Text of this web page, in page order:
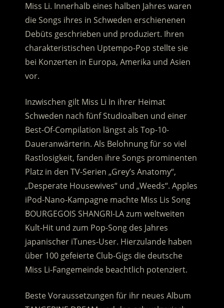
Miss Li. Innerhalb eines halben Jahres waren
die Songs ihres in Schweden erschienenen
Debüts geschrieben und produziert. Ihren
charakteristischen Uptempo-Pop stellte sie
bei Konzerten in Europa, Amerika und Asien
vor.
Inzwischen gilt Miss Li In ihrer Heimat
Schweden nach fünf Studioalben und einer
Best-Of-Compilation längst als Top-10-
Daueranwärterin. Als Belohnung für so viel
Rastlosigkeit, fanden ihre Songs prominenten
Platz in den TV-Serien „Grey’s Anatomy“,
„Desperate Housewives“ und „Weeds“. Apples
iPod-Nano-Kampagne machte Miss Lis Song
BOURGEGOIS SHANGRI-LA zum weltweiten
Kult-Hit und zum Pop-Song des Jahres
japanischer iTunes-User. Hierzulande haben
über 100 gefeierte Club-Gigs die deutsche
Miss Li-Fangemeinde beachtlich potenziert.
Beste Voraussetzungen für ihr neues Album